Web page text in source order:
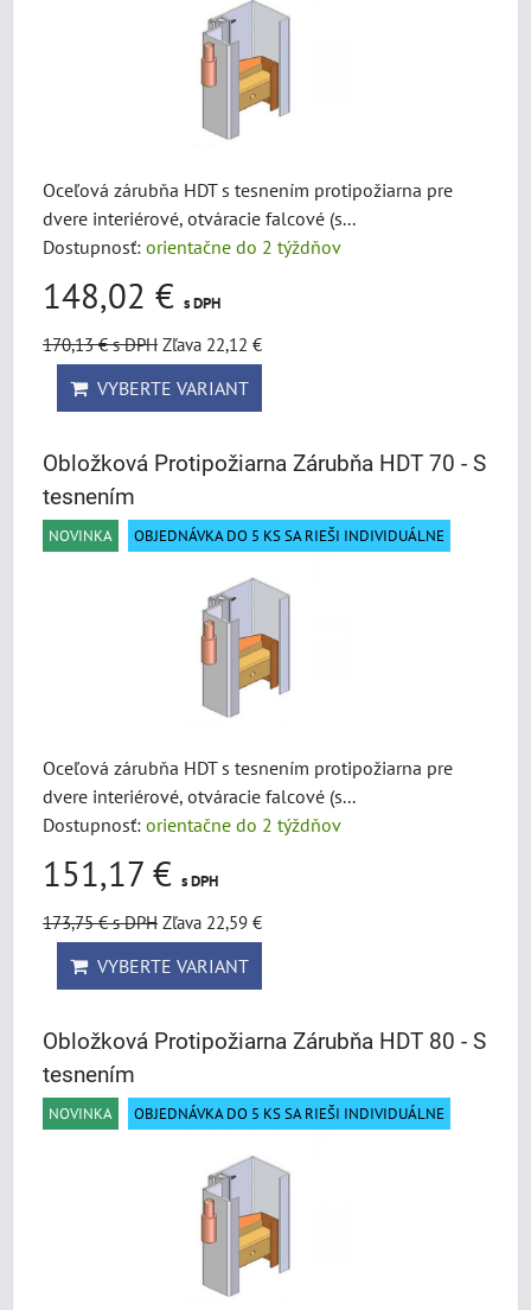
Oceľová zárubňa HDT s tesnením protipožiarna pre
dvere interiérové, otváracie falcové (s...
Dostupnosť: orientačne do 2 týždňov
148,02 € s DPH
170,13 €s DPH Zľava 22,12 €
VYBERTE VARIANT
Obložková Protipožiarna Zárubňa HDT 70 - S
tesnením
NOVINKA OBJEDNÁVKA DO 5 KS SA RIEŠI INDIVIDUÁLNE
Oceľová zárubňa HDT s tesnením protipožiarna pre
dvere interiérové, otváracie falcové (s...
Dostupnosť: orientačne do 2 týždňov
151,17 € s DPH
173,75 €s DPH Zľava 22,59 €
VYBERTE VARIANT
Obložková Protipožiarna Zárubňa HDT 80 - S
tesnením
NOVINKA OBJEDNÁVKA DO 5 KS SA RIEŠI INDIVIDUÁLNE